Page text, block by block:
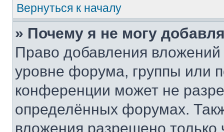
Вернуться к началу
» Почему я не могу
Право добавления
уровне форума, группы или
конференции может не
определённых форумах.
вложения разрешено